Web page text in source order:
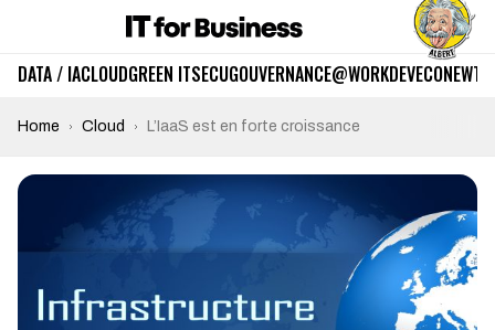
DATA / IACLOUDGREEN ITSECUGOUVERNANCE@WORKDEVECO
Home Cloud L’IaaS est en forte croissance